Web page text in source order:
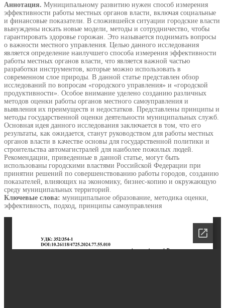
Аннотация. Муниципальному развитию нужен способ измерения
эффективности работы местных органов власти, включая социальные
и финансовые показатели. В сложившейся ситуации городские власти
вынуждены искать новые модели, методы и сотрудничество, чтобы
гарантировать здоровье горожан. Это называется поднимать вопросы
о важности местного управления. Целью данного исследования
является определение наилучшего способа измерения эффективности
работы местных органов власти, что является важной частью
разработки инструментов, которые можно использовать в
современном слое природы. В данной статье представлен обзор
исследований по вопросам «городского управления» и «городской
продуктивности». Особое внимание уделено созданию различных
методов оценки работы органов местного самоуправления и
выявления их преимуществ и недостатков. Представлены принципы и
методы государственной оценки деятельности муниципальных служб.
Основная идея данного исследования заключается в том, что его
результаты, как ожидается, станут руководством для работы местных
органов власти в качестве основы для государственной политики и
строительства автомагистралей для наиболее пожилых людей.
Рекомендации, приведенные в данной статье, могут быть
использованы городскими властями Российской Федерации при
принятии решений по совершенствованию работы городов, созданию
показателей, влияющих на экономику, бизнес-копию и окружающую
среду муниципальных территорий.
Ключевые слова: муниципальное образование, методика оценки,
эффективность, подход, принципы самоуправления